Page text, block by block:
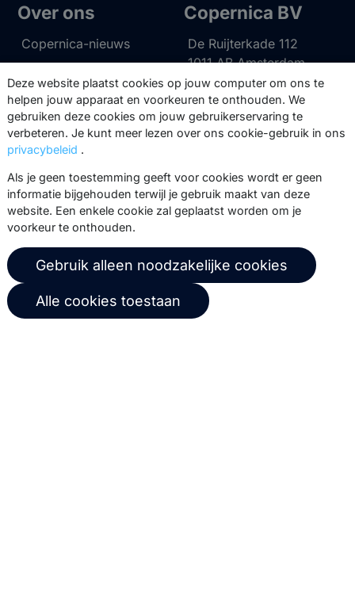
Over ons
Copernica-nieuws
Neem contact op
Copernica BV
De Ruijterkade 112
1011 AB Amsterdam
+31 (0)20 520 61 90
info@copernica.com
Via onze nieuwsbrief blijf je op de
hoogte van onze product updates,
whitepapers.
Abonneer
Deze website plaatst cookies op jouw computer om ons te
helpen jouw apparaat en voorkeuren te onthouden. We
gebruiken deze cookies om jouw gebruikerservaring te
verbeteren. Je kunt meer lezen over ons cookie-gebruik in ons
privacybeleid .
Als je geen toestemming geeft voor cookies wordt er geen
informatie bijgehouden terwijl je gebruik maakt van deze
website. Een enkele cookie zal geplaatst worden om je
voorkeur te onthouden.
Gebruik alleen noodzakelijke cookies
Alle cookies toestaan